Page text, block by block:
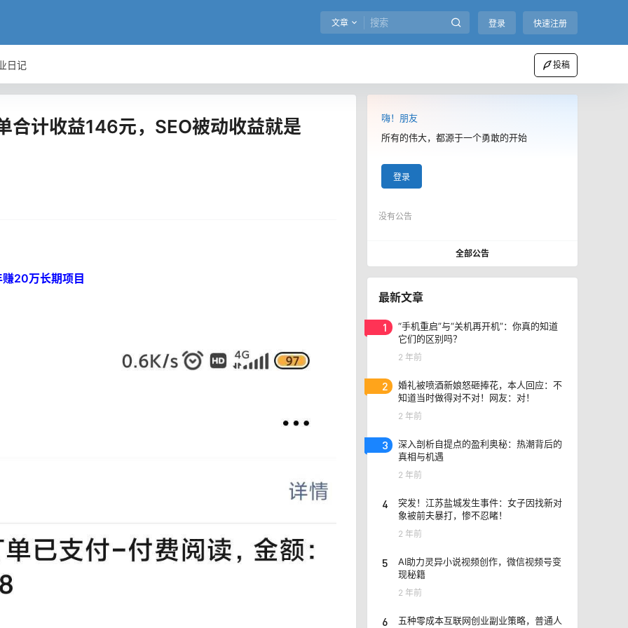
文章 登录 快速注册
日记 投稿
计收益146元，SEO被动收益就是
20万长期项目
嗨！朋友
所有的伟大，都源于一个勇敢的开始
登录
没有公告
全部公告
最新文章
1
“手机重启”与“关机再开机”：你真的知道
它们的区别吗？
2 年前
2
婚礼被喷酒新娘怒砸捧花，本人回应：不
知道当时做得对不对！网友：对！
2 年前
3
深入剖析自提点的盈利奥秘：热潮背后的
真相与机遇
2 年前
4
突发！江苏盐城发生事件：女子因找新对
象被前夫暴打，惨不忍睹！
2 年前
5
AI助力灵异小说视频创作，微信视频号变
现秘籍
2 年前
6
五种零成本互联网创业副业策略，普通人